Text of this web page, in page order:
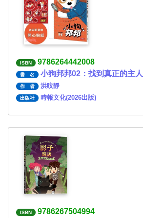
ISBN 9786264442008
書 名 小狗邦邦02：找到真正的主人
作 者 洪旼靜
出版社 時報文化(2026出版)
ISBN 9786267504994